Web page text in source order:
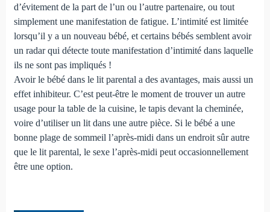
d’évitement de la part de l’un ou l’autre partenaire, ou tout
simplement une manifestation de fatigue. L’intimité est limitée
lorsqu’il y a un nouveau bébé, et certains bébés semblent avoir
un radar qui détecte toute manifestation d’intimité dans laquelle
ils ne sont pas impliqués !
Avoir le bébé dans le lit parental a des avantages, mais aussi un
effet inhibiteur. C’est peut-être le moment de trouver un autre
usage pour la table de la cuisine, le tapis devant la cheminée,
voire d’utiliser un lit dans une autre pièce. Si le bébé a une
bonne plage de sommeil l’après-midi dans un endroit sûr autre
que le lit parental, le sexe l’après-midi peut occasionnellement
être une option.